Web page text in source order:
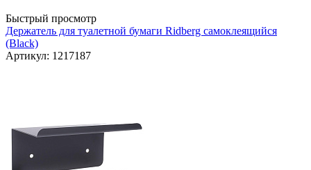
Быстрый просмотр
Держатель для туалетной бумаги Ridberg самоклеящийся
(Black)
Артикул: 1217187